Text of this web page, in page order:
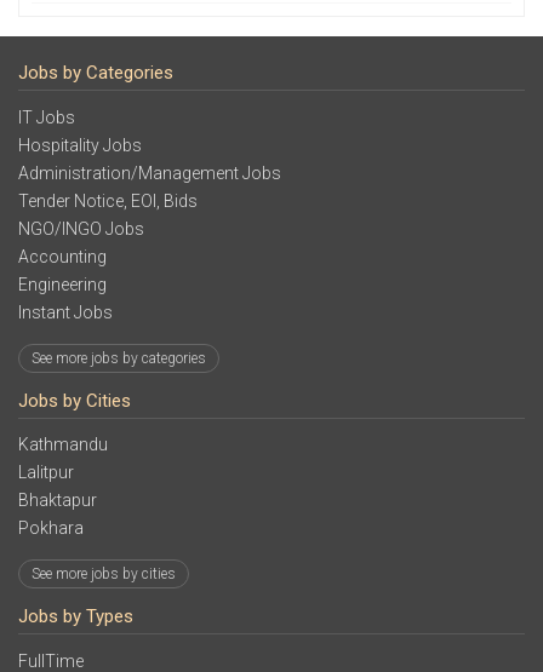
Jobs by Categories
IT Jobs
Hospitality Jobs
Administration/Management Jobs
Tender Notice, EOI, Bids
NGO/INGO Jobs
Accounting
Engineering
Instant Jobs
See more jobs by categories
Jobs by Cities
Kathmandu
Lalitpur
Bhaktapur
Pokhara
See more jobs by cities
Jobs by Types
FullTime